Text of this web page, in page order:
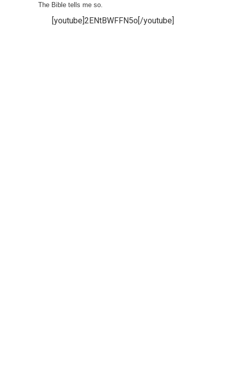
The Bible tells me so.
[youtube]2ENtBWFFN5o[/youtube]